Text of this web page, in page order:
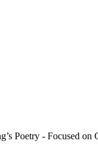
Poetry - Focused on